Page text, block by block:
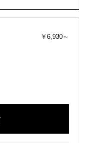
￥6,930～